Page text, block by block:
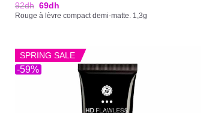
92dh 69dh
Rouge à lèvre compact demi-matte. 1,3g
-59%
SPRING SALE